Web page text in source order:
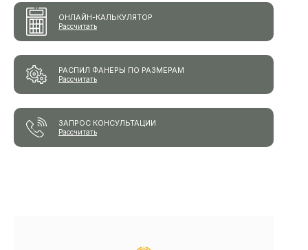
ОНЛАЙН-КАЛЬКУЛЯТОР
Рассчитать
РАСПИЛ ФАНЕРЫ ПО РАЗМЕРАМ
Рассчитать
ЗАПРОС КОНСУЛЬТАЦИИ
Рассчитать